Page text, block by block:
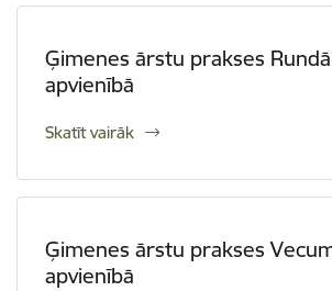
Ģimenes ārstu prakses
apvienībā
Skatīt vairāk
Ģimenes ārstu prakses
apvienībā